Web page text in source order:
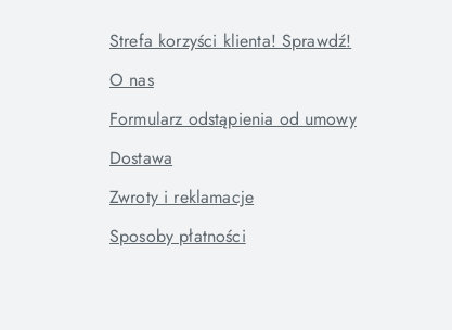
Strefa korzyści klienta! Sprawdź!
O nas
Formularz odstąpienia od umowy
Dostawa
Zwroty i reklamacje
Sposoby płatności